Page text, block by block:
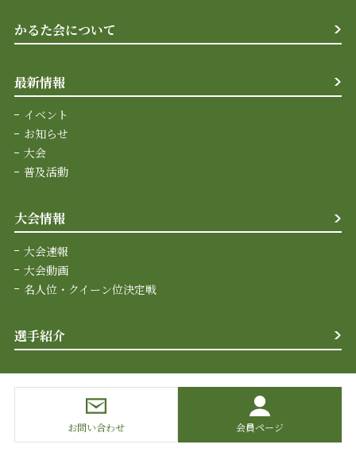
かるた会について
最新情報
イベント
お知らせ
大会
普及活動
大会情報
大会速報
大会動画
名人位・クイーン位決定戦
選手紹介
お問い合わせ 会員ページ